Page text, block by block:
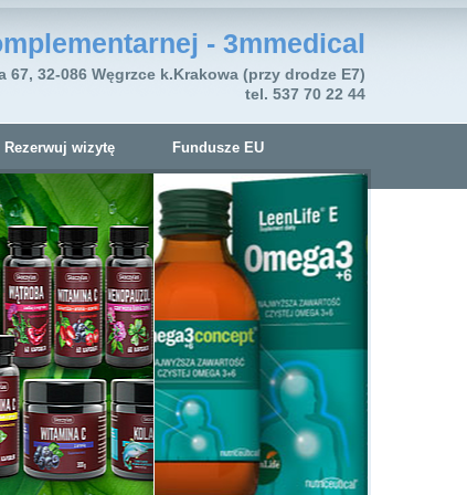
Rezerwuj wizytę Fundusze EU
- 3mmedical
67, 32-086 Węgrzce k.Krakowa (przy drodze E7)
tel. 537 70 22 44